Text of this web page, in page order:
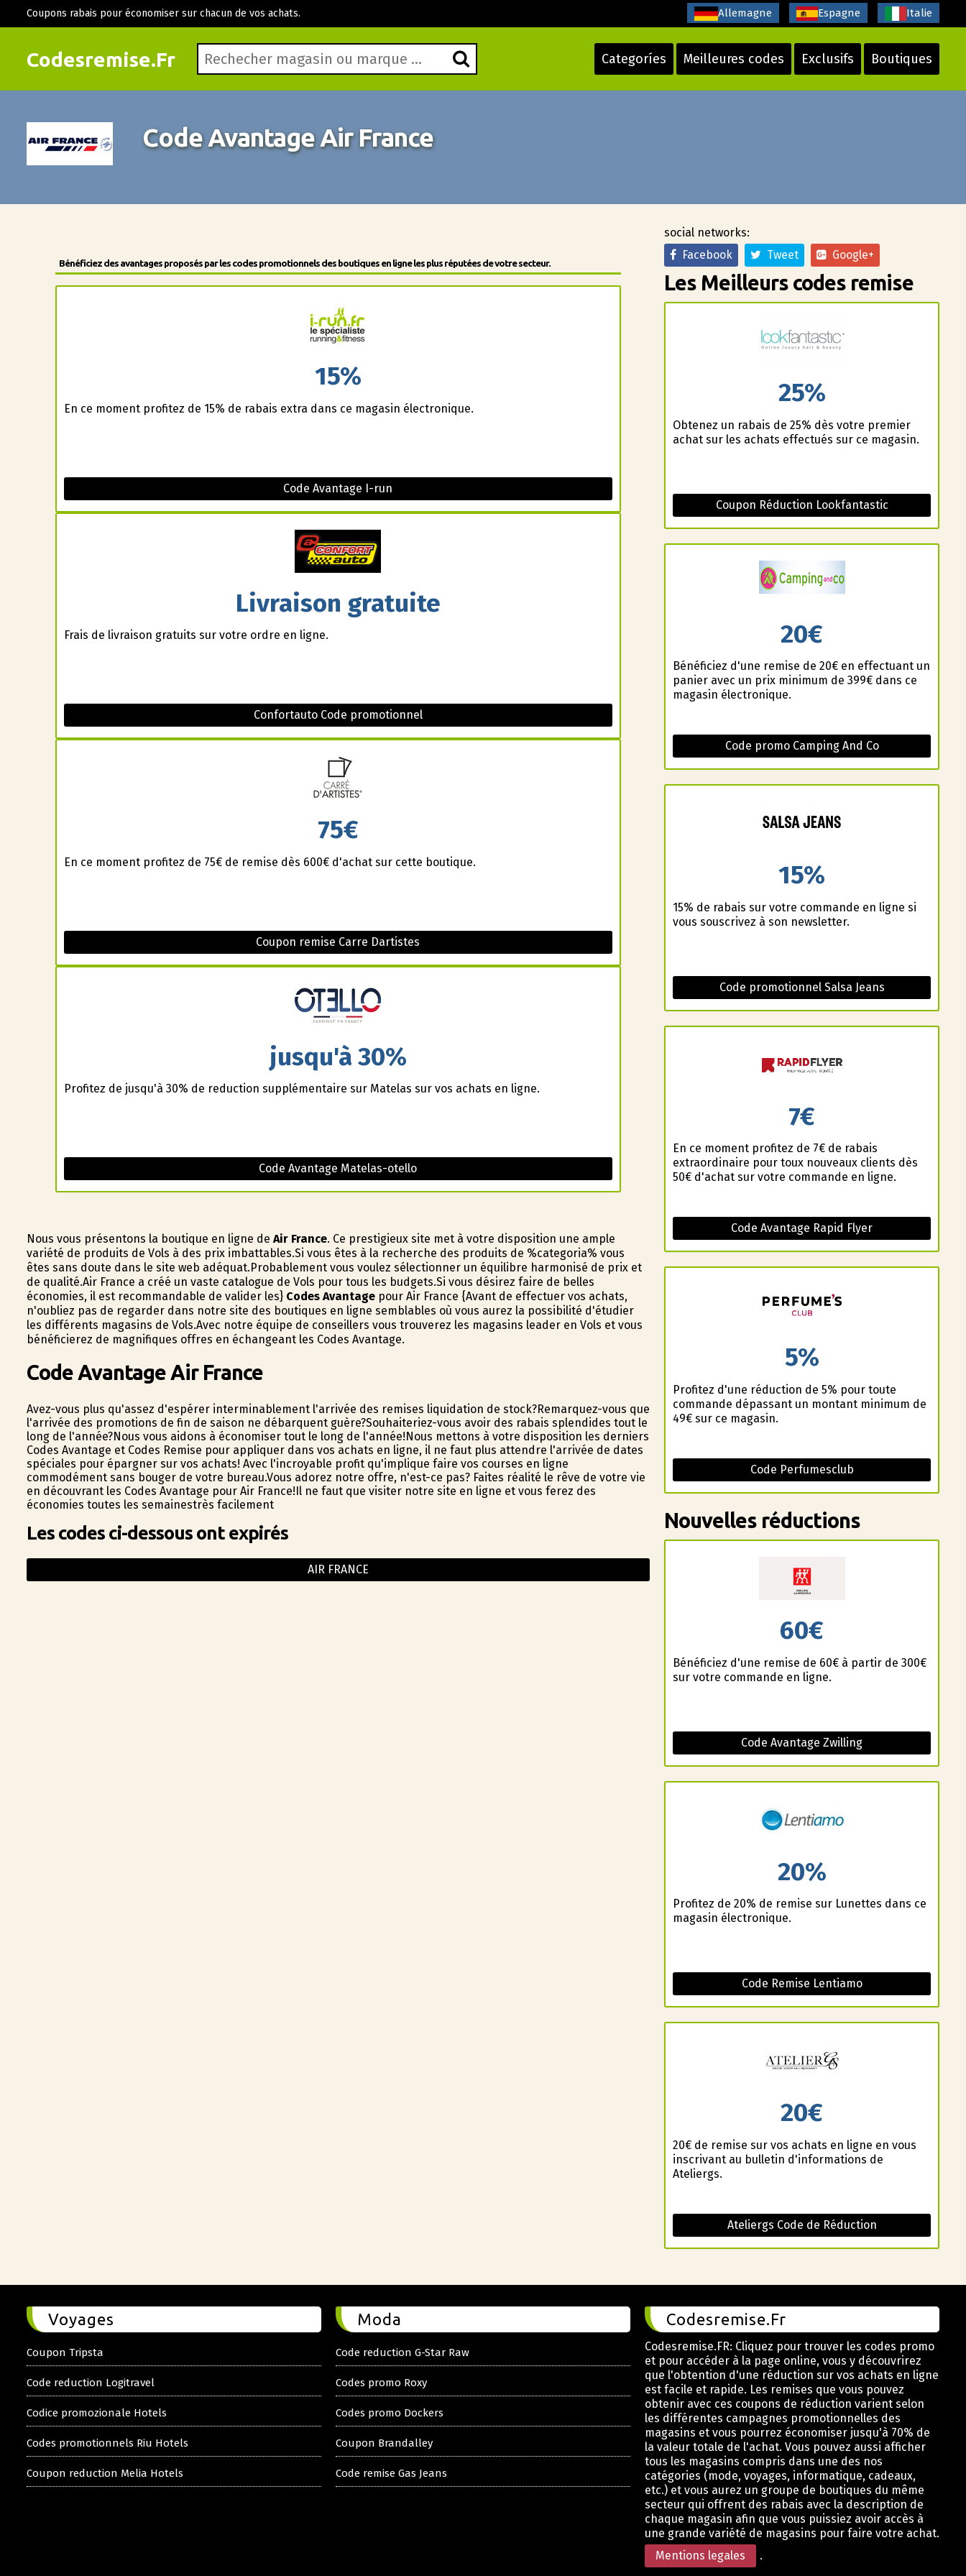
Codesremise.Fr Categoríes Meilleures codes Exclusifs Boutiques
Coupons rabais pour économiser sur chacun de vos achats. Allemagne Espagne Italie
Code Avantage Air France
Bénéficiez des avantages proposés par les codes promotionnels des boutiques en ligne les plus réputées de votre secteur.
15%
En ce moment profitez de 15% de rabais extra dans ce magasin électronique.
Code Avantage I-run
Livraison gratuite
Frais de livraison gratuits sur votre ordre en ligne.
Confortauto Code promotionnel
75€
En ce moment profitez de 75€ de remise dès 600€ d'achat sur cette boutique.
Coupon remise Carre Dartistes
jusqu'à 30%
Profitez de jusqu'à 30% de reduction supplémentaire sur Matelas sur vos achats en ligne.
Code Avantage Matelas-otello
Nous vous présentons la boutique en ligne de Air France. Ce prestigieux site met à votre disposition une ample
variété de produits de Vols à des prix imbattables.Si vous êtes à la recherche des produits de %categoria% vous
êtes sans doute dans le site web adéquat.Probablement vous voulez sélectionner un équilibre harmonisé de prix et
de qualité.Air France a créé un vaste catalogue de Vols pour tous les budgets.Si vous désirez faire de belles
économies, il est recommandable de valider les} Codes Avantagepour Air France {Avant de effectuer vos achats,
n'oubliez pas de regarder dans notre site des boutiques en ligne semblables où vous aurez la possibilité d'étudier
les différents magasins de Vols.Avec notre équipe de conseillers vous trouverez les magasins leader en Vols et vous
bénéficierez de magnifiques offres en échangeant les Codes Avantage.
Code Avantage Air France
Avez-vous plus qu'assez d'espérer interminablement l'arrivée des remises liquidation de stock?Remarquez-vous que
l'arrivée des promotions de fin de saison ne débarquent guère?Souhaiteriez-vous avoir des rabais splendides tout le
long de l'année?Nous vous aidons à économiser tout le long de l'année!Nous mettons à votre disposition les derniers
Codes Avantage et Codes Remise pour appliquer dans vos achats en ligne, il ne faut plus attendre l'arrivée de dates
spéciales pour épargner sur vos achats! Avec l'incroyable profit qu'implique faire vos courses en ligne
commodément sans bouger de votre bureau.Vous adorez notre offre, n'est-ce pas? Faites réalité le rêve de votre vie
en découvrant les Codes Avantage pour Air France!Il ne faut que visiter notre site en ligne et vous ferez des
économies toutes les semainestrès facilement
Les codes ci-dessous ont expirés
AIR FRANCE
social networks:
Facebook
Tweet Google+
Les Meilleurs codes remise
25%
Obtenez un rabais de 25% dès votre premier
achat sur les achats effectués sur ce magasin.
Coupon Réduction Lookfantastic
20€
Bénéficiez d'une remise de 20€ en effectuant un
panier avec un prix minimum de 399€ dans ce
magasin électronique.
Code promo Camping And Co
15%
15% de rabais sur votre commande en ligne si
vous souscrivez à son newsletter.
Code promotionnel Salsa Jeans
7€
En ce moment profitez de 7€ de rabais
extraordinaire pour toux nouveaux clients dès
50€ d'achat sur votre commande en ligne.
Code Avantage Rapid Flyer
5%
Profitez d'une réduction de 5% pour toute
commande dépassant un montant minimum de
49€ sur ce magasin.
Code Perfumesclub
Nouvelles réductions
60€
Bénéficiez d'une remise de 60€ à partir de 300€
sur votre commande en ligne.
Code Avantage Zwilling
20%
Profitez de 20% de remise sur Lunettes dans ce
magasin électronique.
Code Remise Lentiamo
20€
20€ de remise sur vos achats en ligne en vous
inscrivant au bulletin d'informations de
Ateliergs.
Ateliergs Code de Réduction
Voyages
Coupon Tripsta
Code reduction Logitravel
Codice promozionale Hotels
Codes promotionnels Riu Hotels
Coupon reduction Melia Hotels
Moda
Code reduction G-Star Raw
Codes promo Roxy
Codes promo Dockers
Coupon Brandalley
Code remise Gas Jeans
Codesremise.Fr
Codesremise.FR: Cliquez pour trouver les codes promo
et pour accéder à la page online, vous y découvrirez
que l'obtention d'une réduction sur vos achats en ligne
est facile et rapide. Les remises que vous pouvez
obtenir avec ces coupons de réduction varient selon
les différentes campagnes promotionnelles des
magasins et vous pourrez économiser jusqu'à 70% de
la valeur totale de l'achat. Vous pouvez aussi afficher
tous les magasins compris dans une des nos
catégories (mode, voyages, informatique, cadeaux,
etc.) et vous aurez un groupe de boutiques du même
secteur qui offrent des rabais avec la description de
chaque magasin afin que vous puissiez avoir accès à
une grande variété de magasins pour faire votre achat.
Mentions legales
.